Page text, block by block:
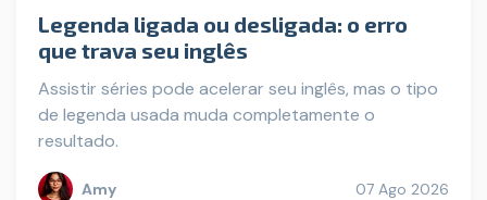
Legenda ligada ou desligada: o erro
que trava seu inglês
Assistir séries pode acelerar seu inglês, mas o tipo
de legenda usada muda completamente o
resultado.
Amy 07 Ago 2026